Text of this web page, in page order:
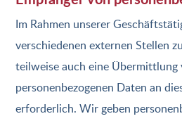
Im Rahmen unserer
verschiedenen externen Stellen
teilweise auch eine Übermittlung
personenbezogenen Daten an
erforderlich. Wir geben